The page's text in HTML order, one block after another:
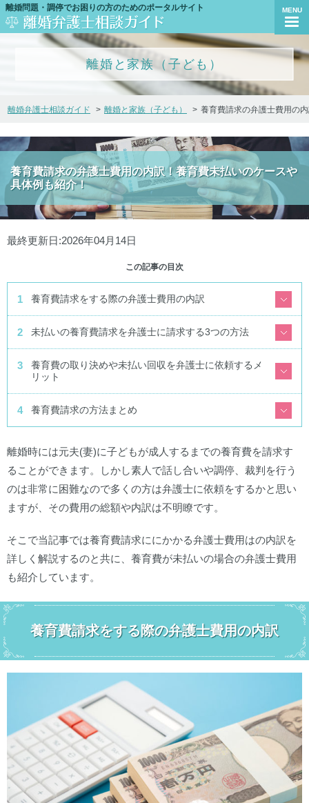
離婚問題・調停でお困りの方のためのポータルサイト MENU
離婚と家族（子ども）
離婚弁護士相談ガイド 離婚と家族（子ども） 養育費請求の弁護士費用の
養育費請求の弁護士費用の内訳！養育費未払いのケースや
具体例も紹介！
最終更新日:2026年04月14日
この記事の目次
養育費請求をする際の弁護士費用の内訳
未払いの養育費請求を弁護士に請求する3つの方法
養育費の取り決めや未払い回収を弁護士に依頼するメ
リット
養育費請求の方法まとめ
離婚時には元夫(妻)に子どもが成人するまでの養育費を請求す
ることができます。しかし素人で話し合いや調停、裁判を行う
のは非常に困難なので多くの方は弁護士に依頼をするかと思い
ますが、その費用の総額や内訳は不明瞭です。
そこで当記事では養育費請求ににかかる弁護士費用はの内訳を
詳しく解説するのと共に、養育費が未払いの場合の弁護士費用
も紹介しています。
養育費請求をする際の弁護士費用の内訳